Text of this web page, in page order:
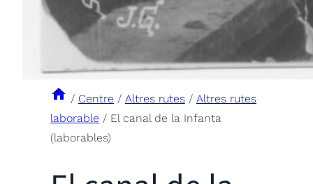
/ Centre / Altres rutes / Altres rutes
laborable / El canal de la Infanta
(laborables)